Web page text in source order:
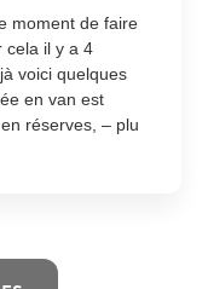
moment de faire
cela il y a 4
voici quelques
en van est
réserves, – plu